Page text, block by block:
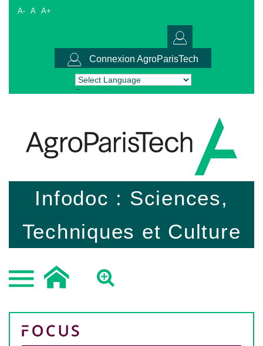
A- A A+
Connexion AgroParisTech
Powered by Translate
Infodoc : Sciences,
Techniques et Culture